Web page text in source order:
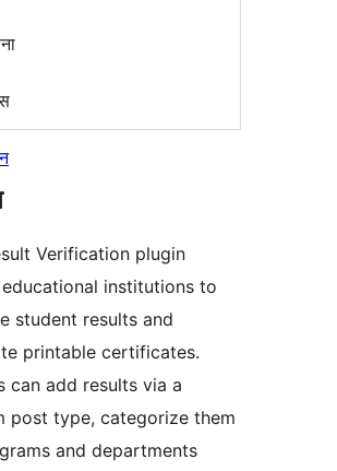
Verification plugin
institutions to
student results and
printable certificates.
can add results via a
post type, categorize them
and departments